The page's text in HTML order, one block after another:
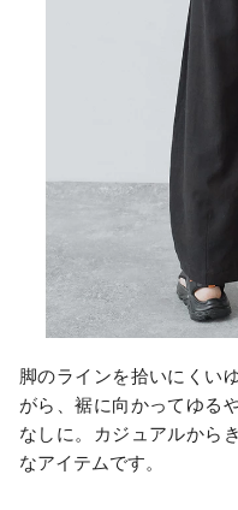
脚のラインを拾いにくい
がら、裾に向かってゆる
なしに。カジュアルから
なアイテムです。